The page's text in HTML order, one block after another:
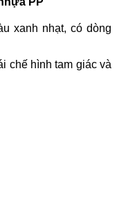
xanh nhạt, có dòng
chế hình tam giác và